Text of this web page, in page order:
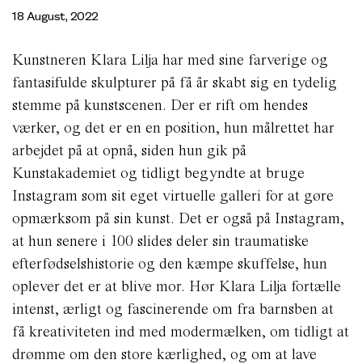
18 August, 2022
Kunstneren Klara Lilja har med sine farverige og
fantasifulde skulpturer på få år skabt sig en tydelig
stemme på kunstscenen. Der er rift om hendes
værker, og det er en en position, hun målrettet har
arbejdet på at opnå, siden hun gik på
Kunstakademiet og tidligt begyndte at bruge
Instagram som sit eget virtuelle galleri for at gøre
opmærksom på sin kunst. Det er også på Instagram,
at hun senere i 100 slides deler sin traumatiske
efterfødselshistorie og den kæmpe skuffelse, hun
oplever det er at blive mor. Hør Klara Lilja fortælle
intenst, ærligt og fascinerende om fra barnsben at
få kreativiteten ind med modermælken, om tidligt at
drømme om den store kærlighed, og om at lave